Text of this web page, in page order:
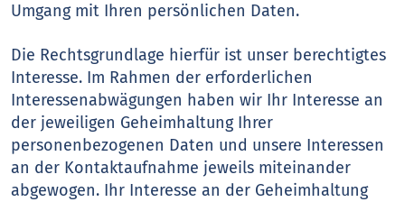
Umgang mit Ihren persönlichen Daten.
Die Rechtsgrundlage hierfür ist unser berechtigtes
Interesse. Im Rahmen der erforderlichen
Interessenabwägungen haben wir Ihr Interesse an
der jeweiligen Geheimhaltung Ihrer
personenbezogenen Daten und unsere Interessen
an der Kontaktaufnahme jeweils miteinander
abgewogen. Ihr Interesse an der Geheimhaltung